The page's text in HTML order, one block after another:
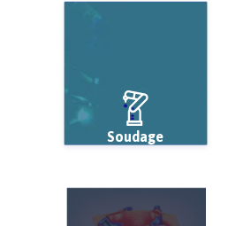
Soudage